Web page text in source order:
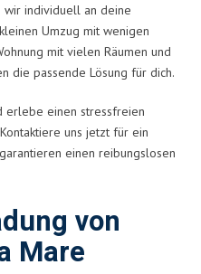
wir individuell an deine
Umzug mit wenigen
mit vielen Räumen und
die passende Lösung für dich.
erlebe einen stressfreien
uns jetzt für ein
einen reibungslosen
von
Mare